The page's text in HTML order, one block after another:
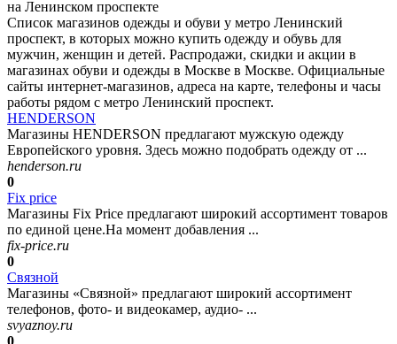
на Ленинском проспекте
Список магазинов одежды и обуви у метро Ленинский
проспект, в которых можно купить одежду и обувь для
мужчин, женщин и детей. Распродажи, скидки и акции в
магазинах обуви и одежды в Москве в Москве. Официальные
сайты интернет-магазинов, адреса на карте, телефоны и часы
работы рядом с метро Ленинский проспект.
HENDERSON
Магазины HENDERSON предлагают мужскую одежду
Европейского уровня. Здесь можно подобрать одежду от ...
henderson.ru
0
Fix price
Магазины Fix Price предлагают широкий ассортимент товаров
по единой цене.На момент добавления ...
fix-price.ru
0
Связной
Магазины «Связной» предлагают широкий ассортимент
телефонов, фото- и видеокамер, аудио- ...
svyaznoy.ru